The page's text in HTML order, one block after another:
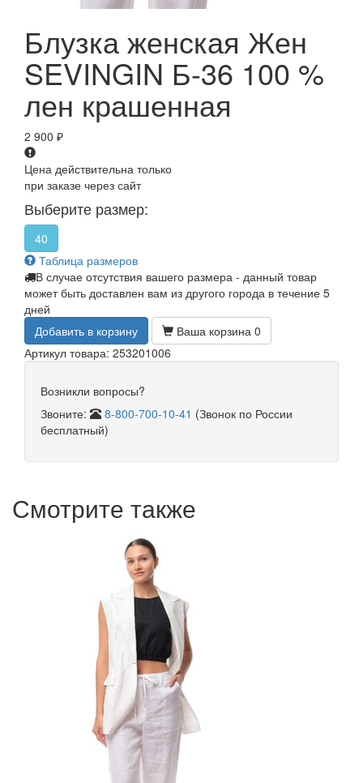
Блузка женская Жен
SEVINGIN Б-36 100 %
лен крашенная
2 900 ₽
Цена действительна только
при заказе через сайт
Выберите размер:
40
Таблица размеров
В случае отсутствия вашего размера - данный товар
может быть доставлен вам из другого города в течение 5
дней
Добавить в корзину
Ваша корзина 0
Артикул товара: 253201006
Возникли вопросы?
Звоните:
8-800-700-10-41 (Звонок по России
бесплатный)
Смотрите также